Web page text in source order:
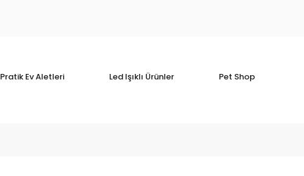
Pratik Ev Aletleri Led Işıklı Ürünler Pet Shop